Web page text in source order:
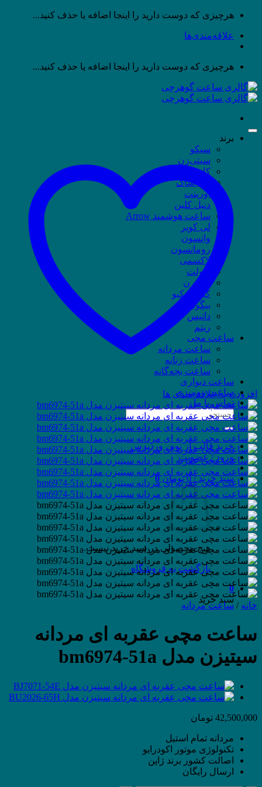
پرش
محتوا
هرچیزی که دوست دارید را اینجا اضافه یا حذف کنید...
علاقه‌مندی‌ها
هرچیزی که دوست دارید را اینجا اضافه یا حذف کنید...
برند
سیکو
سیتی‌زن
کاسیو
جی شاک
اورینت
دنیل کلین
ساعت هوشمند Arrow
لی کوپر
واتسون
رومانسون
لاکسمی
ویولت
وسترن
کیو اند کیو
بیگوتی
داتیس
ریتم
ساعت مچی
ساعت مردانه
ساعت زنانه
ساعت بچه‌گانه
ساعت دیواری
ساعت رومیزی
تماس با ما
جستجو
برای:
خرید قالب از نوین وردپرس
ورود / عضویت
سبد خرید /0 تومان 0
هیچ محصولی در سبد خرید نیست.
بازگشت به فروشگاه
0
سبد خرید
افزودن به علاقه مندی ها
خانه / ساعت مردانه
ساعت مچی عقربه ای مردانه
سیتیزن مدل bm6974-51a
42,500,000 تومان
مردانه تمام استیل
تکنولوژی موتور
اکودرایو
اصالت کشور برند ژاپن
ارسال رایگان